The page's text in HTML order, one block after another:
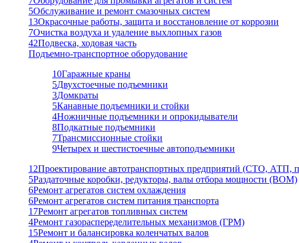
5Обслуживание и ремонт смазочных систем
13Окрасочные работы, защита и восстановление от коррозии
7Очистка воздуха и удаление выхлопных газов
42Подвеска, ходовая часть
Подъемно-транспортное оборудование
10Гаражные краны
5Двухстоечные подъемники
3Домкраты
5Канавные подъемники и стойки
4Ножничные подъемники и опрокидыватели
8Подкатные подъемники
7Трансмиссионные стойки
9Четырех и шестистоечные автоподъемники
12Проектирование автотранспортных предприятий (СТО, АТП,
5Раздаточные коробки, редукторы, валы отбора мощности (ВОМ)
6Ремонт агрегатов систем охлаждения
6Ремонт агрегатов систем питания транспорта
17Ремонт агрегатов топливных систем
4Ремонт газораспеределительных механизмов (ГРМ)
15Ремонт и балансировка коленчатых валов